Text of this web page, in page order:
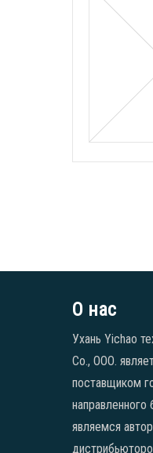
О нас
Ухань Yichao
Co., ООО.
поставщиком
являемся